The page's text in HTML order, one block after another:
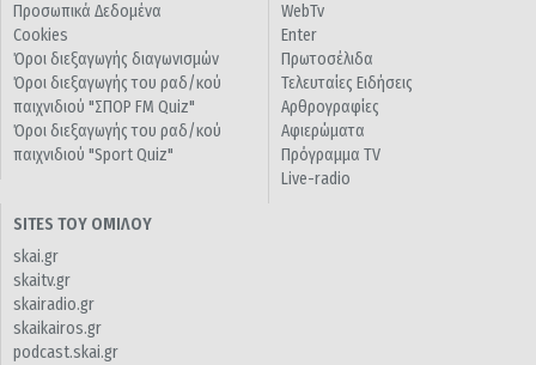
Προσωπικά Δεδομένα
Cookies
Όροι διεξαγωγής διαγωνισμών
Όροι διεξαγωγής του ραδ/κού
παιχνιδιού "ΣΠΟΡ FM Quiz"
Όροι διεξαγωγής του ραδ/κού
παιχνιδιού "Sport Quiz"
WebTv
Enter
Πρωτοσέλιδα
Τελευταίες Ειδήσεις
Αρθρογραφίες
Αφιερώματα
Πρόγραμμα TV
Live-radio
SITES ΤΟΥ ΟΜΙΛΟΥ
skai.gr
skaitv.gr
skairadio.gr
skaikairos.gr
podcast.skai.gr